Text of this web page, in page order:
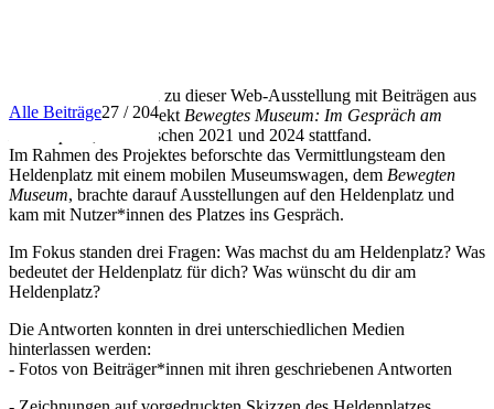
Herzlich willkommen zu dieser Web-Ausstellung mit Beiträgen aus
dem Vermittlungsprojekt Bewegtes Museum: Im Gespräch am
, das zwischen 2021 und 2024 stattfand.
Im Rahmen des Projektes beforschte das Vermittlungsteam den
Heldenplatz mit einem mobilen Museumswagen, dem Bewegten
Museum, brachte darauf Ausstellungen auf den Heldenplatz und
kam mit Nutzer*innen des Platzes ins Gespräch.
Im Fokus standen drei Fragen: Was machst du am Heldenplatz? Was
bedeutet der Heldenplatz für dich? Was wünscht du dir am
Heldenplatz?
Die Antworten konnten in drei unterschiedlichen Medien
hinterlassen werden:
- Fotos von Beiträger*innen mit ihren geschriebenen Antworten
Alle Beiträge27 / 204